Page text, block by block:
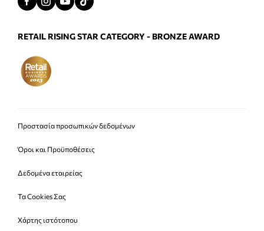
RETAIL RISING STAR CATEGORY - BRONZE AWARD
Προστασία προσωπικών δεδομένων
Όροι και Προϋποθέσεις
Δεδομένα εταιρείας
Τα Cookies Σας
Χάρτης ιστότοπου